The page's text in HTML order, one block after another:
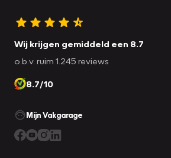
Wij krijgen gemiddeld een 8.7
o.b.v. ruim 1.245 reviews
8.7/10
Mijn Vakgarage